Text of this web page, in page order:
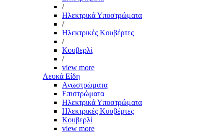
/
Ηλεκτρικά Υποστρώματα
/
Ηλεκτρικές Κουβέρτες
/
Κουβερλί
/
view more
Λευκά Είδη
Ανωστρώματα
Επιστρώματα
Ηλεκτρικά Υποστρώματα
Ηλεκτρικές Κουβέρτες
Κουβερλί
view more